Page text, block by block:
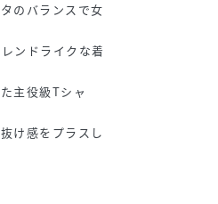
のバランスで女
ンドライクな着
主役級Tシャ
け感をプラスし